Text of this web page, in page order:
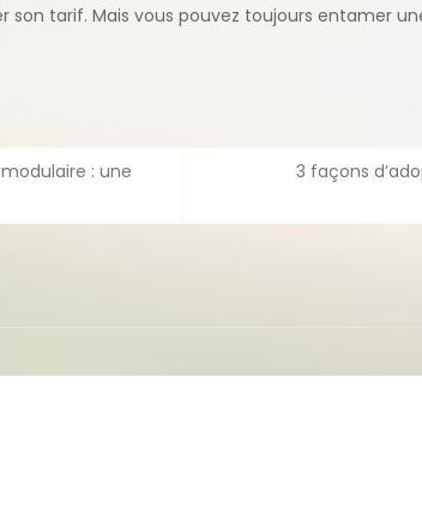
son tarif. Mais vous pouvez toujours entamer
: une
3 façons